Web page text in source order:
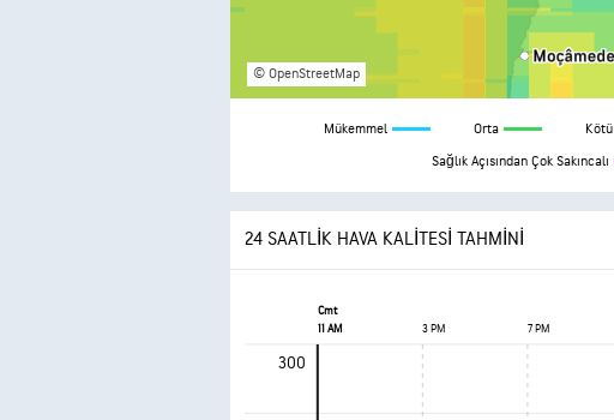
© OpenStreetMap
Mükemmel Orta Kötü
Sağlık Açısından Çok Sakıncalı
24 SAATLIK HAVA KALITESI TAHMINI
Cmt
11 AM
3 PM 7 PM
300